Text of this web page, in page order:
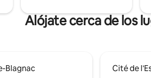
Alójate cerca de los
Blagnac
Cité de